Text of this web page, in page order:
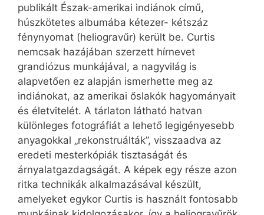
publikált Észak-amerikai indiánok című,
húszkötetes albumába kétezer- kétszáz
fénynyomat (heliogravűr) került be. Curtis
nemcsak hazájában szerzett hírnevet
grandiózus munkájával, a nagyvilág is
alapvetően ez alapján ismerhette meg az
indiánokat, az amerikai őslakók hagyományait
és életvitelét. A tárlaton látható hatvan
különleges fotográfiát a lehető legigényesebb
anyagokkal „rekonstruálták”, visszaadva az
eredeti mesterkópiák tisztaságát és
árnyalatgazdagságát. A képek egy része azon
ritka technikák alkalmazásával készült,
amelyeket egykor Curtis is használt fontosabb